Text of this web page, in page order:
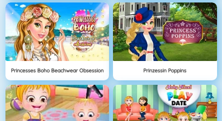
Princesses Boho Beachwear Obsession Prinzessin Poppins